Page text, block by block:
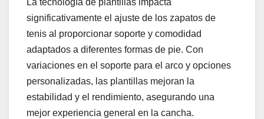
La tecnología de plantillas impacta
significativamente el ajuste de los zapatos de
tenis al proporcionar soporte y comodidad
adaptados a diferentes formas de pie. Con
variaciones en el soporte para el arco y opciones
personalizadas, las plantillas mejoran la
estabilidad y el rendimiento, asegurando una
mejor experiencia general en la cancha.